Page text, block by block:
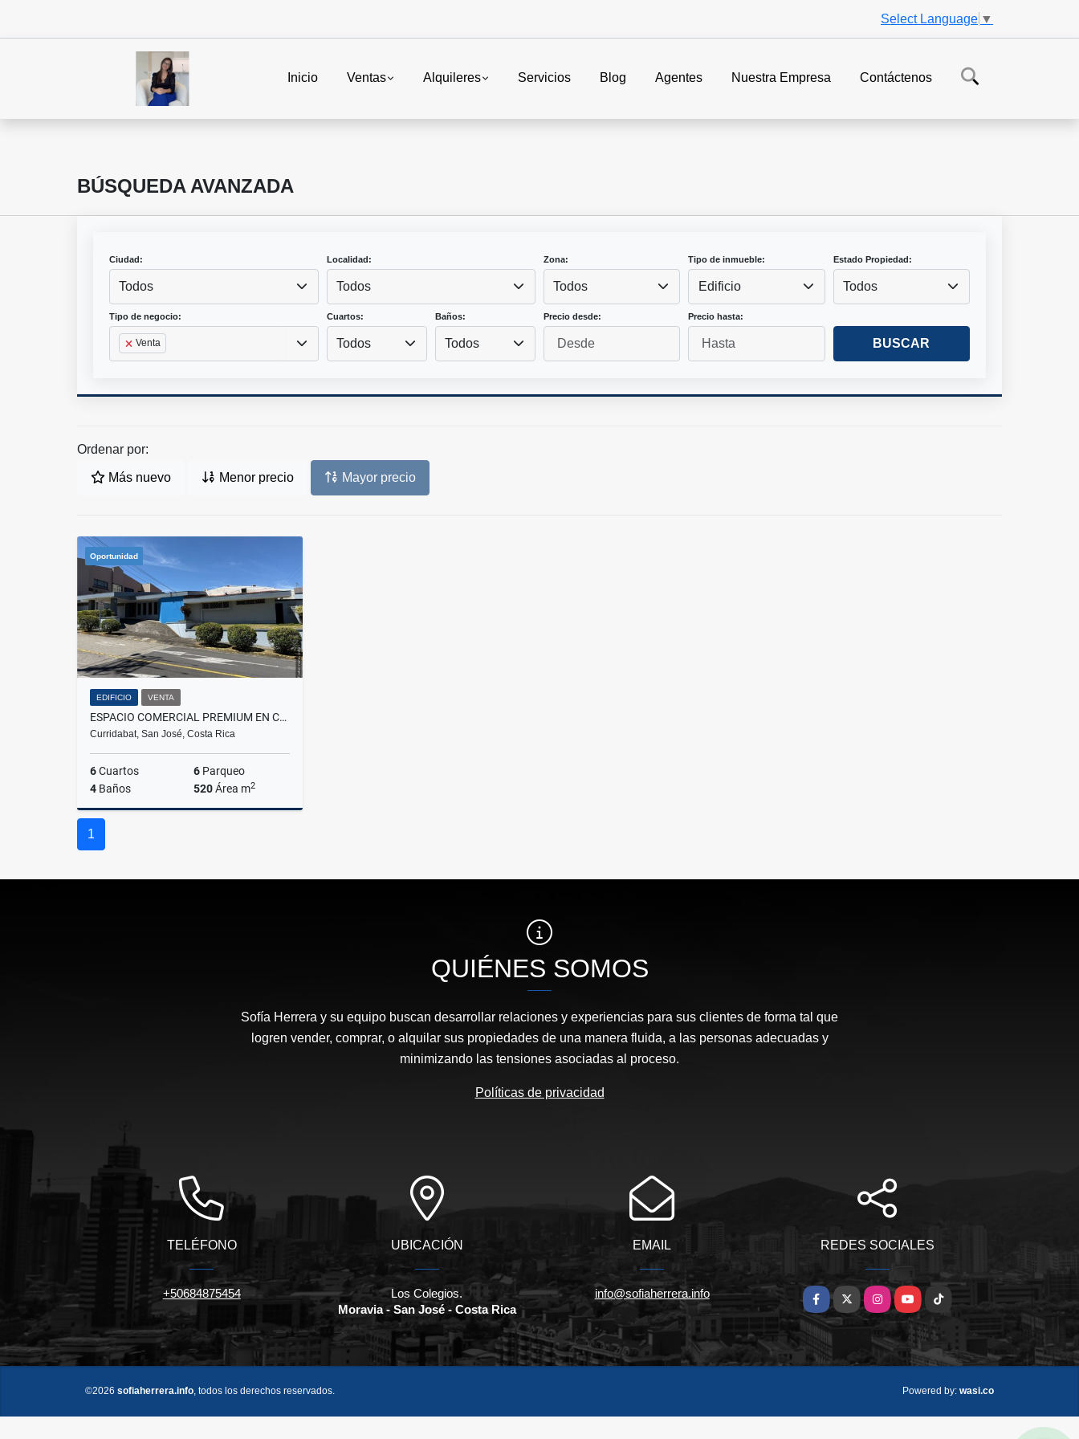
Select Language ▼
Inicio Ventas Alquileres Servicios Blog Agentes Nuestra Empresa Contáctenos
BÚSQUEDA AVANZADA
Ciudad:
Todos
Localidad:
Todos
Zona:
Todos
Tipo de inmueble:
Edificio
Estado Propiedad:
Todos
Tipo de negocio:
Venta
Cuartos:
Todos
Baños:
Todos
Precio desde: Precio hasta:
BUSCAR
Ordenar por:
Más nuevo Menor precio Mayor precio
Oportunidad
EDIFICIO VENTA
ESPACIO COMERCIAL PREMIUM EN CURRIDABAT | IDEAL PARA OFICINAS
Curridabat, San José, Costa Rica
6Cuartos 6 Parqueo
4 Baños 520Área m2
Venta
US$1,000,000
1
QUIÉNES SOMOS
Sofía Herrera y su equipo buscan desarrollar relaciones y experiencias para sus clientes de forma tal que
logren vender, comprar, o alquilar sus propiedades de una manera fluida, a las personas adecuadas y
minimizando las tensiones asociadas al proceso.
Políticas de privacidad
TELÉFONO
+50684875454
UBICACIÓN
Los Colegios.
Moravia - San José - Costa Rica
EMAIL
info@sofiaherrera.info
REDES SOCIALES
Facebook
X InstagramYouTube
TikTok
©2026 sofiaherrera.info, todos los derechos reservados. Powered by: wasi.co